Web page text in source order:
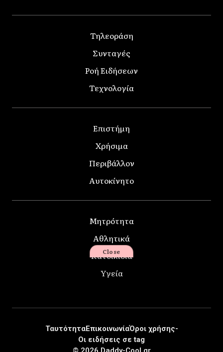
Τηλεοράση
Συνταγές
Ροή Ειδήσεων
Τεχνολογία
Επιστήμη
Χρήσιμα
Περιβάλλον
Αυτοκίνητο
Μητρότητα
Αθλητικά
Κατοικίδια
Υγεία
ΤαυτότηταΕπικοινωνίαΌροι χρήσης-
Οι ειδήσεις σε tag
Close